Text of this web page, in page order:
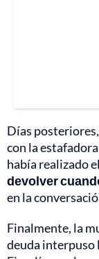
Días
con la
había realizado
devolver
en la
Finalmente, la
deuda interpuso